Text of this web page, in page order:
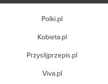
Polki.pl
Kobieta.pl
Przyslijprzepis.pl
Viva.pl